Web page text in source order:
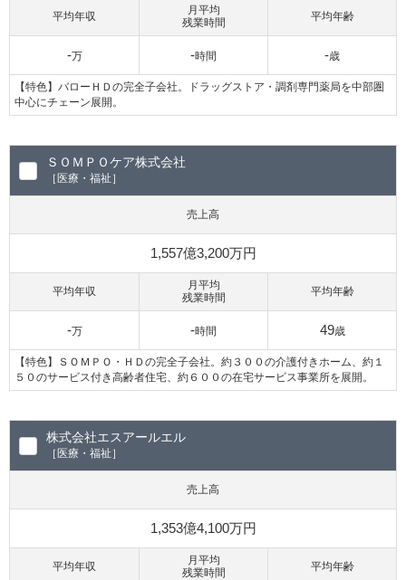
平均年収
-万
月平均
残業時間
-時間
平均年齢
-歳
【特色】バローＨＤの完全子会社。ドラッグストア・調剤専門薬局を中部圏
中心にチェーン展開。
ＳＯＭＰＯケア株式会社
［医療・福祉］
売上高
1,557億3,200万円
平均年収
-万
月平均
残業時間
-時間
平均年齢
49歳
【特色】ＳＯＭＰＯ・ＨＤの完全子会社。約３００の介護付きホーム、約１
５０のサービス付き高齢者住宅、約６００の在宅サービス事業所を展開。
株式会社エスアールエル
［医療・福祉］
売上高
1,353億4,100万円
平均年収
月平均
残業時間
平均年齢